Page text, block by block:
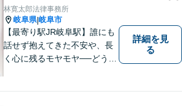
林寛太郎法律事務所
岐阜県|岐阜市
【最寄り駅JR岐阜駅】誰にも
話せず抱えてきた不安や、長
く心に残るモヤモヤ──どうぞ
詳細を見
る